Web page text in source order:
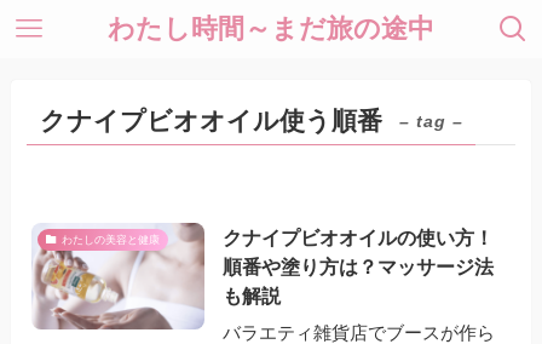
わたし時間～まだ旅の途中
クナイプビオオイル使う順番 – tag –
わたしの美容と健康
クナイプビオオイルの使い方！
順番や塗り方は？マッサージ法
も解説
バラエティ雑貨店でブースが作ら